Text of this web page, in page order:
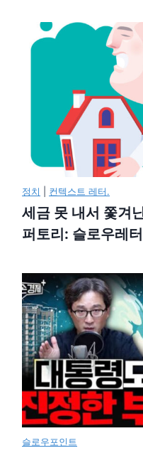
정치 컨텍스트 레터.
세금 못 내서 쫓겨
퍼토리: 슬로우레
슬로우포인트